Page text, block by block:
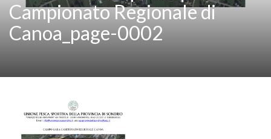
Campionato Regionale di
Canoa_page-0002